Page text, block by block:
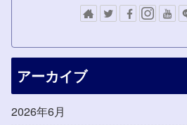
アーカイブ
2026年6月